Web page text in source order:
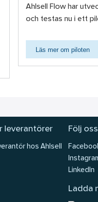
Ahlsell Flow har
och testas nu i ett
Läs mer om piloten
leverantörer
hos Ahlsell
Följ oss
LinkedIn
Ladda